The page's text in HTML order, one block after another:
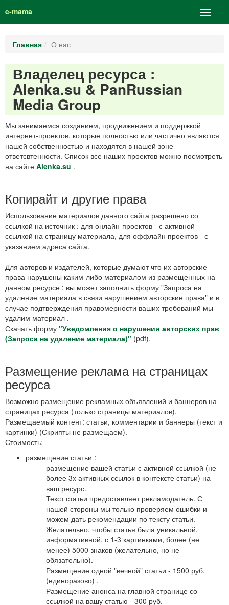
e-mama
Главная О нас
Владелец ресурса :
Alenka.su & PanRussian
Media Group
Мы занимаемся созданием, продвижением и поддержкой
интернет-проектов, которые полностью или частично являются
нашей собственностью и находятся в нашей зоне
ответсвтенности. Список все наших проектов можно посмотреть
на сайте Alenka.su .
Копирайт и другие права
Использование материалов данного сайта разрешено со
ссылкой на источник : для онлайн-проектов - с активной
ссылкой на страницу материала, для оффлайн проектов - с
указанием адреса сайта.
Для авторов и издателей, которые думают что их авторские
права нарушены каким-либо материалом из размещенных на
данном ресурсе : вы может заполнить форму "Запроса на
удаление материала в связи нарушением авторские права" и в
случае подтверждения правомерности ваших требований мы
удалим материал .
Скачать форму "Уведомления о нарушении авторских прав
(Запроса на удаление материала)" (pdf).
Размещение реклама на страницах
ресурса
Возможно размещение рекламных объявлений и баннеров на
страницах ресурса (только страницы материалов).
Размещаемый контент: статьи, комментарии и баннеры (текст и
картинки) (Скрипты не размещаем).
Стоимость:
размещение статьи :
размещение вашей статьи с активной ссылкой (не
более 3х активных ссылок в контексте статьи) на
ваш ресурс.
Текст статьи предоставляет рекламодатель. С
нашей стороны мы только проверяем ошибки и
можем дать рекомендации по тексту статьи.
Желательно, чтобы статья была уникальной,
информативной, с 1-3 картинками, более (не
менее) 5000 знаков (желательно, но не
обязательно).
Размещение одной "вечной" статьи - 1500 руб.
(единоразово) .
Размещение анонса на главной странице со
ссылкой на вашу статью - 300 руб.